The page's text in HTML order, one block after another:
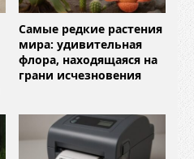
Самые редкие растения
мира: удивительная
флора, находящаяся на
грани исчезновения